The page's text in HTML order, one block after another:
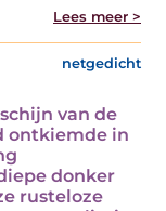
Lees meer >
netgedicht
van de
ontkiemde in
donker
rusteloze